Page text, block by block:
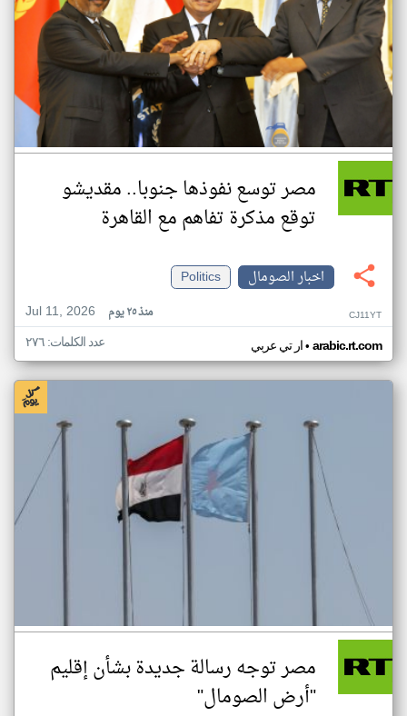
مصر توسع نفوذها جنوبا.. مقديشو
توقع مذكرة تفاهم مع القاهرة
اخبار الصومال
Politics
Jul 11, 2026
منذ ٢٥ يوم CJ11YT
ار تي عربي• arabic.rt.com عدد الكلمات: ٢٧٦
مصر توجه رسالة جديدة بشأن إقليم
"أرض الصومال"